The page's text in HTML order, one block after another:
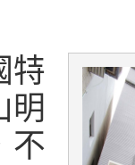
特
明
不